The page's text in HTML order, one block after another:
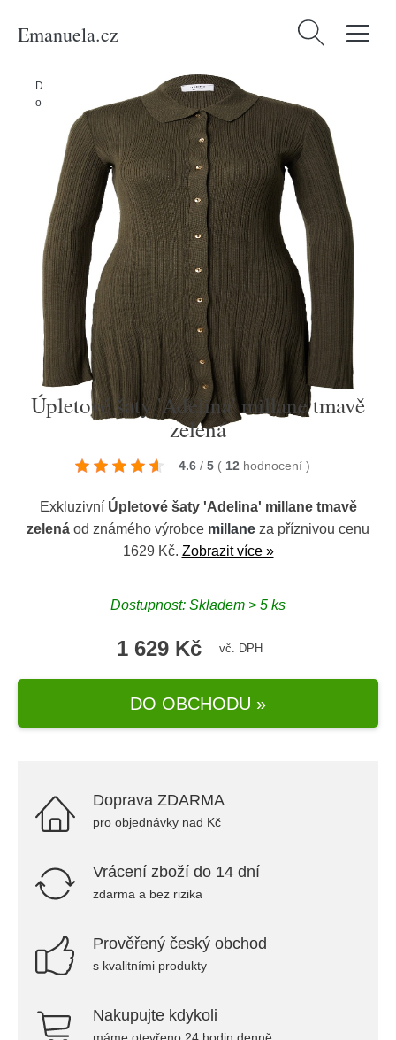
Emanuela.cz Vyhledávání
Domů Oblečení/Udržitelnost
oděvy
Úpletové šaty 'Adelina' millane tmavě zelená
Úpletové šaty 'Adelina' millane tmavě
zelená
4.6 / 5 ( 12 hodnocení )
Exkluzivní Úpletové šaty 'Adelina' millane tmavě
zelená od známého výrobce millane za příznivou cenu
1629 Kč. Zobrazit více »
Dostupnost: Skladem > 5 ks
1 629 Kč vč. DPH
DO OBCHODU »
Doprava ZDARMA
pro objednávky nad Kč
Vrácení zboží do 14 dní
zdarma a bez rizika
Prověřený český obchod
s kvalitními produkty
Nakupujte kdykoli